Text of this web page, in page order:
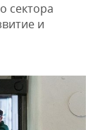
сектора
и